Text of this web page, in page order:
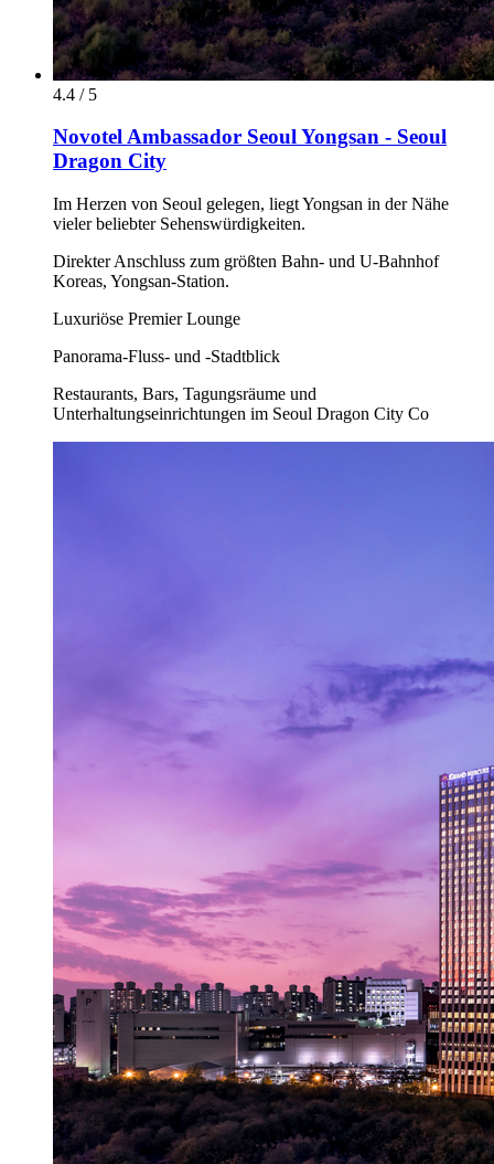
4.4 / 5
Novotel Ambassador Seoul Yongsan - Seoul
Dragon City
Im Herzen von Seoul gelegen, liegt Yongsan in der Nähe
vieler beliebter Sehenswürdigkeiten.
Direkter Anschluss zum größten Bahn- und U-Bahnhof
Koreas, Yongsan-Station.
Luxuriöse Premier Lounge
Panorama-Fluss- und -Stadtblick
Restaurants, Bars, Tagungsräume und
Unterhaltungseinrichtungen im Seoul Dragon City Co